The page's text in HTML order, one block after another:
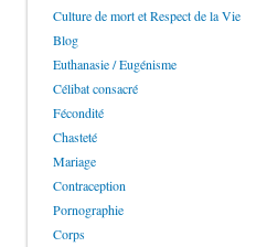
Culture de mort et Respect de la Vie
Blog
Euthanasie / Eugénisme
Célibat consacré
Fécondité
Chasteté
Mariage
Contraception
Pornographie
Corps